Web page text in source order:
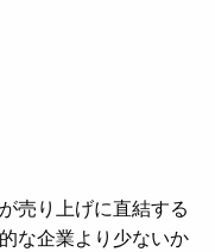
売り上げに直結する
な企業より少ないか